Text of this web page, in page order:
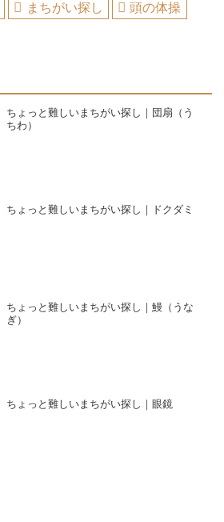
まちがい探し 頭の体操
ちょっと難しいまちがい探し｜団扇（う
ちわ）
ちょっと難しいまちがい探し｜ドクダミ
ちょっと難しいまちがい探し｜鰻（うな
ぎ）
ちょっと難しいまちがい探し｜眼鏡